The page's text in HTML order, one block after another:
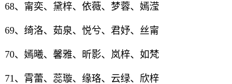
68、甯奕、黛梓、依薇、梦蓉、嫣滢
69、绮洛、茹泉、悦兮、君妤、丝甯
70、嫣曦、馨雅、昕影、岚梓、如梵
71、霄蕾、蕊璇、缘珞、云绿、欣梓